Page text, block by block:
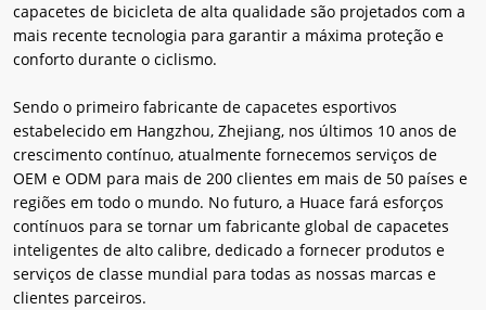
capacetes de bicicleta de alta qualidade são projetados com a
mais recente tecnologia para garantir a máxima proteção e
conforto durante o ciclismo.
Sendo o primeiro fabricante de capacetes esportivos
estabelecido em Hangzhou, Zhejiang, nos últimos 10 anos de
crescimento contínuo, atualmente fornecemos serviços de
OEM e ODM para mais de 200 clientes em mais de 50 países e
regiões em todo o mundo. No futuro, a Huace fará esforços
contínuos para se tornar um fabricante global de capacetes
inteligentes de alto calibre, dedicado a fornecer produtos e
serviços de classe mundial para todas as nossas marcas e
clientes parceiros.